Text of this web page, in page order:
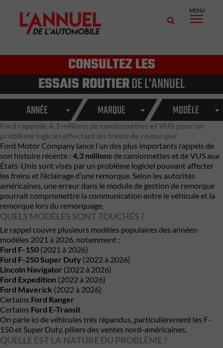
MENU
CONSULTEZ LES
ESSAIS ROUTIERDE L'ANNUEL
ANNÉE MARQUE MODÈLE
Ford rappelle 4,3 millions de camionnettes et VUS pour un
problème logiciel affectant les freins de remorque
Ford Motor Company lance l’un des plus importants rappels de
son histoire récente : 4,3 millionsde camionnettes et de VUS aux
États-Unis sont visés par un problème logiciel pouvant affecter
les freins et l’éclairage d’une remorque. Selon les autorités
américaines, une erreur dans le module de gestion de remorque
pourrait compromettre la communication entre le véhicule et la
remorque lors du remorquage.
QUELS MODÈLES SONT TOUCHÉS ?
Le rappel couvre plusieurs modèles populaires des années-
modèles 2021 à 2026, notamment :
Ford F-150 (2021 à 2026)
Ford F-250 Super Duty (2022 à 2026)
Lincoln Navigator (2022 à 2026)
Ford Expedition (2022 à 2026)
Ford Maverick (2022 à 2026)
Certains Ford Ranger
Certains Ford E-Transit
On parle ici de véhicules très répandus, particulièrement les F-
150 et Super Duty, piliers des ventes nord-américaines.
QUELLE EST LA NATURE DU PROBLÈME ?